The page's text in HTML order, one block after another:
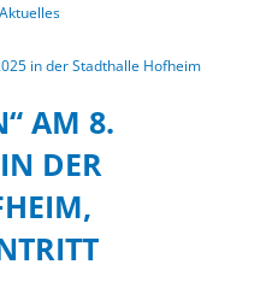
Aktuelles
in der Stadthalle Hofheim
AM 8.
DER